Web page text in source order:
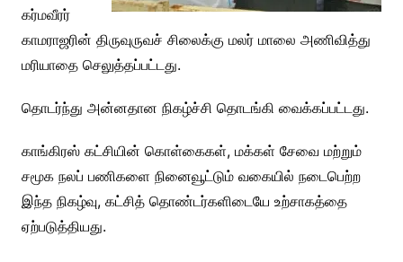
கர்மவீரர்
காமராஜரின் திருவுருவச் சிலைக்கு மலர் மாலை அணிவித்து
மரியாதை செலுத்தப்பட்டது.
தொடர்ந்து அன்னதான நிகழ்ச்சி தொடங்கி வைக்கப்பட்டது.
காங்கிரஸ் கட்சியின் கொள்கைகள், மக்கள் சேவை மற்றும்
சமூக நலப் பணிகளை நினைவூட்டும் வகையில் நடைபெற்ற
இந்த நிகழ்வு, கட்சித் தொண்டர்களிடையே உற்சாகத்தை
ஏற்படுத்தியது.